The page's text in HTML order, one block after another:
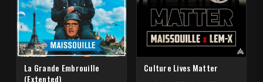
La Grande Embrouille
(Extented)
Culture Lives Matter